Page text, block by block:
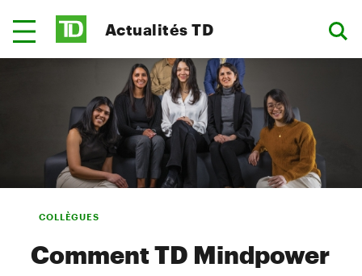
Actualités TD
COLLÈGUES
Comment TD Mindpower